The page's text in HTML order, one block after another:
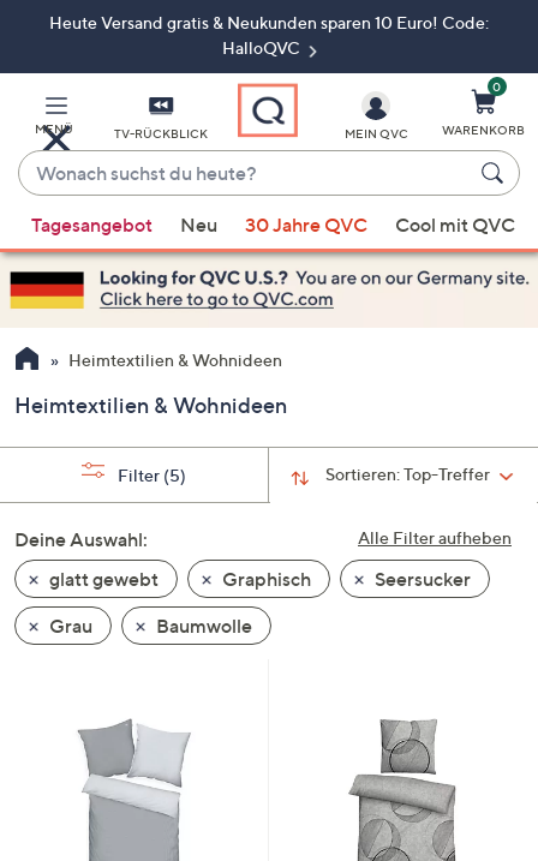
ZumHeute Versand gratis & Neukunden sparen 10 Euro! Code:
HalloQVC
MENÜ TV-RÜCKBLICK
Wonach
suchst
du
heute?
Vorschläge
verfügbar
sind,
verwenden
Sie
Pfeiltasten
nach
und
nach
unten
oder
wischen
Sie
Geräten
MEIN QVC
0
WARENKORB
Tagesangebot Neu 30 Jahre QVC Cool mit QVC
Heimtextilien & Wohnideen
Heimtextilien & Wohnideen
Sortieren:Top-Treffer
Filter (5)
Alle Filter aufheben
Deine Auswahl:
glatt gewebt
Graphisch
Seersucker
Grau
Baumwolle